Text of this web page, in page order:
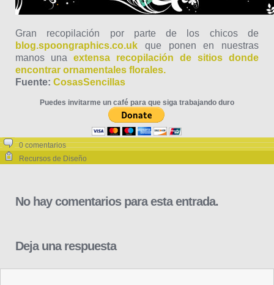
Gran recopilación por parte de los chicos de
blog.spoongraphics.co.uk que ponen en nuestras
manos una extensa recopilación de sitios donde
encontrar ornamentales florales.
Fuente: CosasSencillas
Puedes invitarme un café para que siga trabajando duro
0 comentarios
Recursos de Diseño
No hay comentarios para esta entrada.
Deja una respuesta